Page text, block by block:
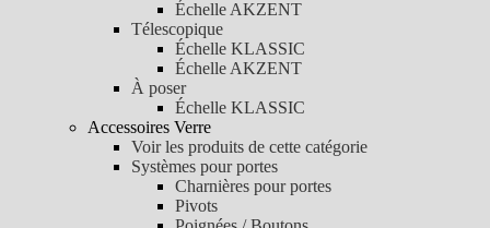
Échelle AKZENT
Télescopique
Échelle KLASSIC
Échelle AKZENT
À poser
Échelle KLASSIC
Accessoires Verre
Voir les produits de cette catégorie
Systèmes pour portes
Charnières pour portes
Pivots